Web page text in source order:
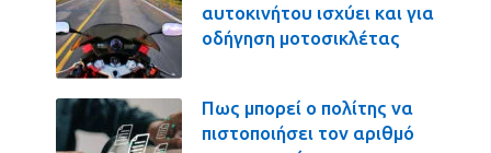
αυτοκινήτου ισχύει και για
οδήγηση μοτοσικλέτας
Πως μπορεί ο πολίτης να
πιστοποιήσει τον αριθμό